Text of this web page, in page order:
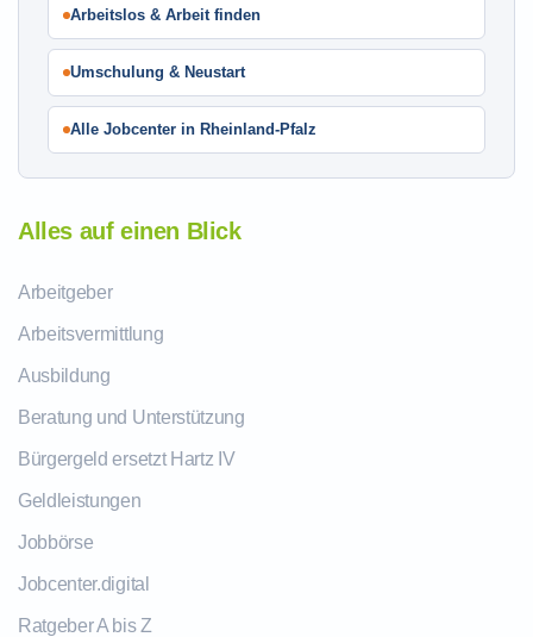
Arbeitslos & Arbeit finden
Umschulung & Neustart
Alle Jobcenter in Rheinland-Pfalz
Alles auf einen Blick
Arbeitgeber
Arbeitsvermittlung
Ausbildung
Beratung und Unterstützung
Bürgergeld ersetzt Hartz IV
Geldleistungen
Jobbörse
Jobcenter.digital
Ratgeber A bis Z